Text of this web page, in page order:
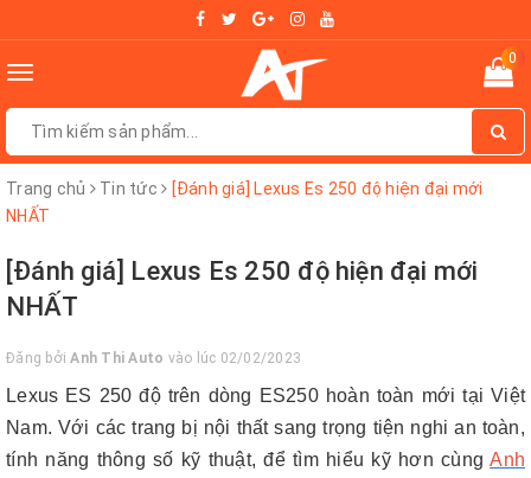
Toggle
0
Trang chủ Tin tức
[Đánh giá] Lexus Es 250 độ hiện đại mới
NHẤT
[Đánh giá] Lexus Es 250 độ hiện đại mới
NHẤT
Đăng bởiAnh Thi Auto vào lúc 02/02/2023
Lexus ES 250 độ trên dòng ES250 hoàn toàn mới tại Việt
Nam. Với các trang bị nội thất sang trọng tiện nghi an toàn,
tính năng thông số kỹ thuật, để tìm hiểu kỹ hơn cùngAnh